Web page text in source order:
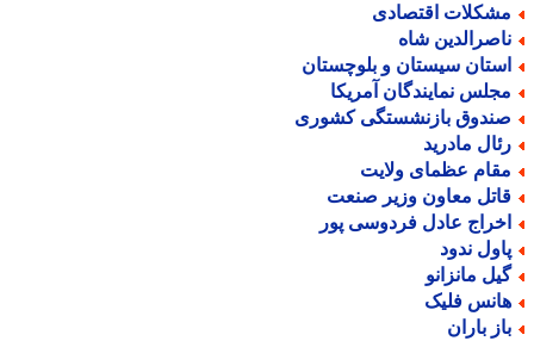
اقتصادی
شاه
سیستان و بلوچستان
نمایندگان آمریکا
بازنشستگی کشوری
مادرید
عظمای ولایت
معاون وزیر صنعت
عادل فردوسی پور
ندود
مانزانو
فلیک
باران